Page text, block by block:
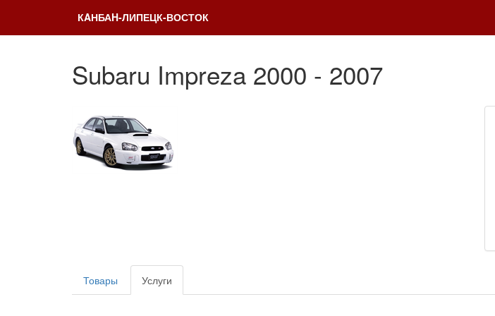
КAНБАH-ЛИПЕЦК-ВОСТОК
Subaru Impreza 2000 - 2007
Товары Услуги